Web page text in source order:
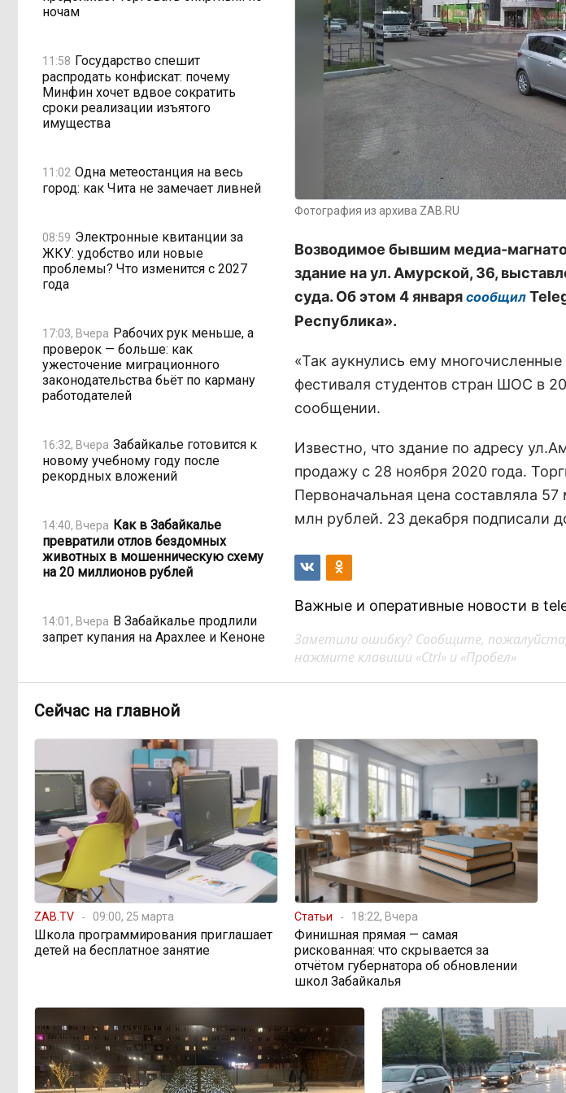
ночам
11:58 Государство спешит
распродать конфискат: почему
Минфин хочет вдвое сократить
сроки реализации изъятого
имущества
11:02 Одна метеостанция на весь
город: как Чита не замечает ливней
08:59 Электронные квитанции за
ЖКУ: удобство или новые
проблемы? Что изменится с 2027
года
17:03, Вчера Рабочих рук меньше, а
проверок — больше: как
ужесточение миграционного
законодательства бьёт по карману
работодателей
16:32, Вчера Забайкалье готовится к
новому учебному году после
рекордных вложений
14:40, Вчера Как в Забайкалье
превратили отлов бездомных
животных в мошенническую схему
на 20 миллионов рублей
14:01, Вчера В Забайкалье продлили
запрет купания на Арахлее и Кеноне
13:15, Вчера Вода за 68 миллионов:
ТГК-14 заплатит государству за
пользование Кеноном и Ингодой
12:33, Вчера
Этно-парк, который до
сих пор не готов, работает почти три
года: что не так с Сухотино?
11:02, Вчера
От 35 до 60 процентов за
две недели: как Забайкалье
готовится к зиме
09:31, Вчера
Сахар, курица и хлеб
продолжают дорожать, а статистика
рисует обратное
08:01, Вчера Забайкалье строит
дамбы раньше сроков, чтобы
паводки не застали врасплох
18:01, 6 августа Погодные качели в
Фотография из архива ZAB.RU
Возводимое бывшим медиа-
здание на ул. Амурской, 36,
суда. Об этом 4 января сообщил
Республика».
«Так аукнулись ему
фестиваля студентов стран ШОС в
сообщении.
Известно, что здание по адресу
продажу с 28 ноября 2020 года.
Первоначальная цена составляла
млн рублей. 23 декабря подписали
Важные и оперативные новости в
Заметили ошибку? Сообщите,
нажмите клавиши «Ctrl» и «Пробел»
Сейчас на главной
ZAB.TV 09:00, 25 марта
Школа программирования приглашает
детей на бесплатное занятие
Статьи 18:22, Вчера
Финишная прямая — самая
рискованная: что скрывается за
отчётом губернатора об обновлении
школ Забайкалья